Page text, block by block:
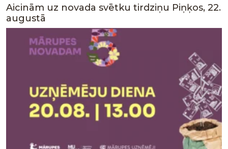
Aicinām uz novada svētku tirdziņu Piņķos, 22.
augustā